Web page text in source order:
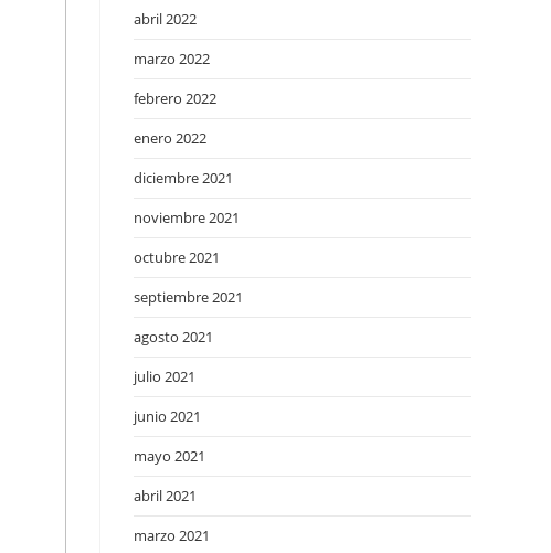
abril 2022
marzo 2022
febrero 2022
enero 2022
diciembre 2021
noviembre 2021
octubre 2021
septiembre 2021
agosto 2021
julio 2021
junio 2021
mayo 2021
abril 2021
marzo 2021